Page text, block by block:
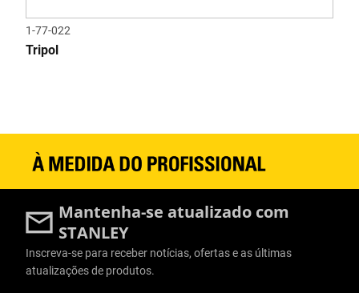
1-77-022
Tripol
Mantenha-se atualizado com
STANLEY
Inscreva-se para receber notícias, ofertas e as últimas
atualizações de produtos.